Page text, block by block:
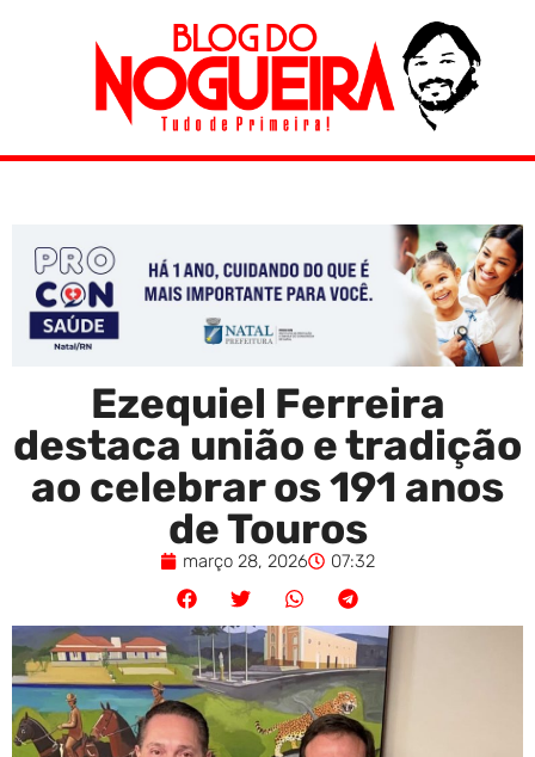
Ezequiel Ferreira
destaca união e tradição
ao celebrar os 191 anos
de Touros
março 28, 2026 07:32